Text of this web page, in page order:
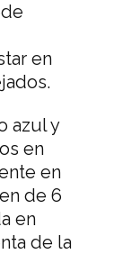
en
azul y
en
en
de 6
en
de la